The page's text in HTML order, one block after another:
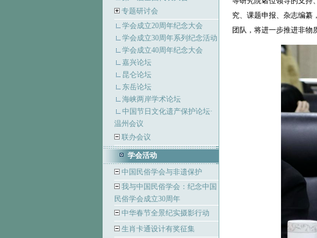
专题研讨会
学会成立20周年纪念大会
学会成立30周年系列纪念活动
学会成立40周年纪念大会
嘉兴论坛
昆仑论坛
东岳论坛
海峡两岸学术论坛
中国节日文化遗产保护论坛·
温州会议
联办会议
学会活动
中国民俗学会与非遗保护
我与中国民俗学会：纪念中国
民俗学会成立30周年
中华春节全景纪实摄影行动
生肖卡通设计有奖征集
究、课题申报、杂志编纂
团队，将进一步推进非物